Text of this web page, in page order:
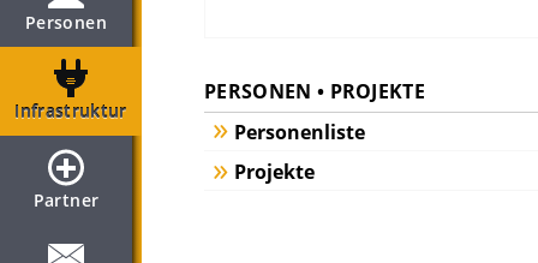
Personen
Infrastruktur
Partner
PERSONEN • PROJEKTE
Personenliste
Projekte